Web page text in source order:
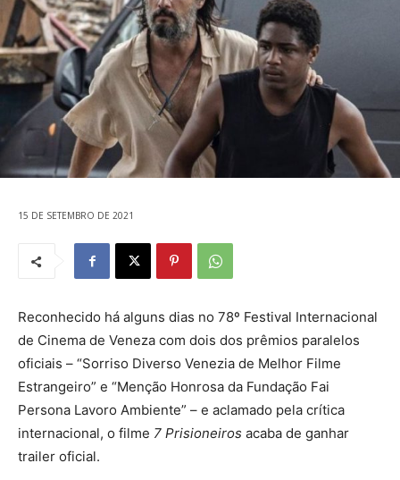
15 DE SETEMBRO DE 2021
Reconhecido há alguns dias no 78º Festival Internacional
de Cinema de Veneza com dois dos prêmios paralelos
oficiais – “Sorriso Diverso Venezia de Melhor Filme
Estrangeiro” e “Menção Honrosa da Fundação Fai
Persona Lavoro Ambiente” – e aclamado pela crítica
internacional, o filme 7 Prisioneiros acaba de ganhar
trailer oficial.